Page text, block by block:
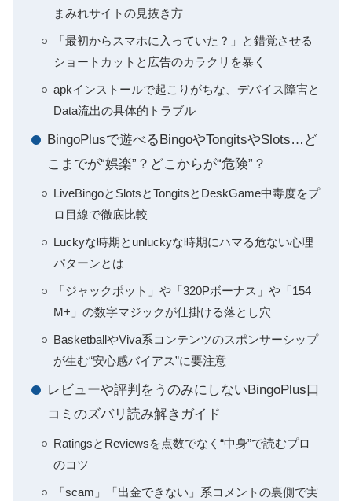
まみれサイトの見抜き方
「最初からスマホに入っていた？」と錯覚させる
ショートカットと広告のカラクリを暴く
apkインストールで起こりがちな、デバイス障害と
Data流出の具体的トラブル
BingoPlusで遊べるBingoやTongitsやSlots…ど
こまでが“娯楽”？どこからが“危険”？
LiveBingoとSlotsとTongitsとDeskGame中毒度をプ
ロ目線で徹底比較
Luckyな時期とunluckyな時期にハマる危ない心理
パターンとは
「ジャックポット」や「320Pボーナス」や「154
M+」の数字マジックが仕掛ける落とし穴
BasketballやViva系コンテンツのスポンサーシップ
が生む“安心感バイアス”に要注意
レビューや評判をうのみにしないBingoPlus口
コミのズバリ読み解きガイド
RatingsとReviewsを点数でなく“中身”で読むプロ
のコツ
「scam」「出金できない」系コメントの裏側で実